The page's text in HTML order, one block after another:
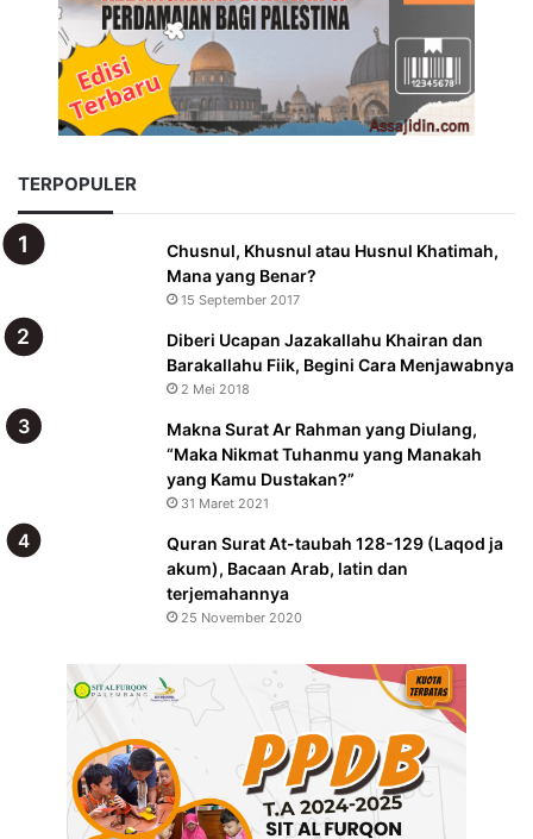
TERPOPULER
Chusnul, Khusnul atau Husnul Khatimah,
Mana yang Benar?
15 September 2017
Diberi Ucapan Jazakallahu Khairan dan
Barakallahu Fiik, Begini Cara Menjawabnya
2 Mei 2018
Makna Surat Ar Rahman yang Diulang,
“Maka Nikmat Tuhanmu yang Manakah
yang Kamu Dustakan?”
31 Maret 2021
Quran Surat At-taubah 128-129 (Laqod ja
akum), Bacaan Arab, latin dan
terjemahannya
25 November 2020